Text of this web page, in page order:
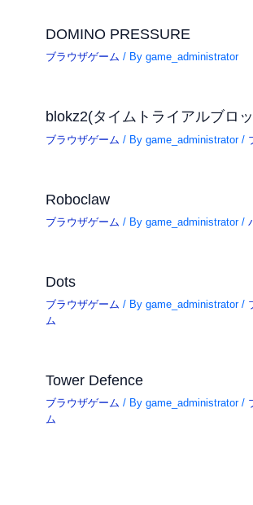
DOMINO PRESSURE
ブラウザゲーム / Bygame_administrator
blokz2(タイムトライアルブロ
ブラウザゲーム / Bygame_administrator/
Roboclaw
ブラウザゲーム / Bygame_administrator/
Dots
ブラウザゲーム / Bygame_administrator/
ム
Tower Defence
ブラウザゲーム / Bygame_administrator/
ム